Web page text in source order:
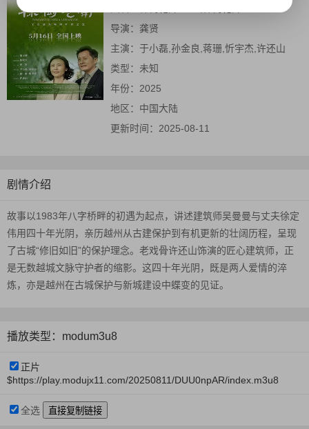
导演： 龚贤
主演： 于小磊,孙金良,蒋珊,忻宇杰,许还山
类型： 未知
年份： 2025
地区： 中国大陆
更新时间： 2025-08-11
剧情介绍
故事以1983年八字桥畔的初遇为起点，讲述建筑师吴曼曼与丈夫徐定
伟用四十年光阴，亲历越州从古建保护到有机更新的壮阔历程，呈现
了古城“修旧如旧”的保护理念。老戏骨许还山饰演的匠心建筑师，正
是无数越城文脉守护者的缩影。这四十年光阴，既是两人爱情的淬
炼，亦是越州在古城保护与新城建设中蝶变的见证。
播放类型：modum3u8
正片
$https://play.modujx11.com/20250811/DUU0npAR/index.m3u8
全选